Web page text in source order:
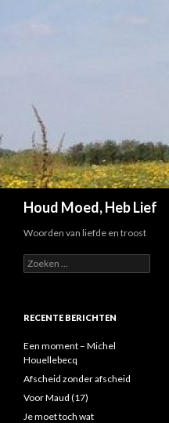
Houd Moed, Heb Lief
Woorden van liefde en troost
Z
o
e
n
a
a
:
RECENTE BERICHTEN
Een moment – Michel
Houellebecq
Afscheid zonder afscheid
Voor Maud (17)
Je moet toch wat